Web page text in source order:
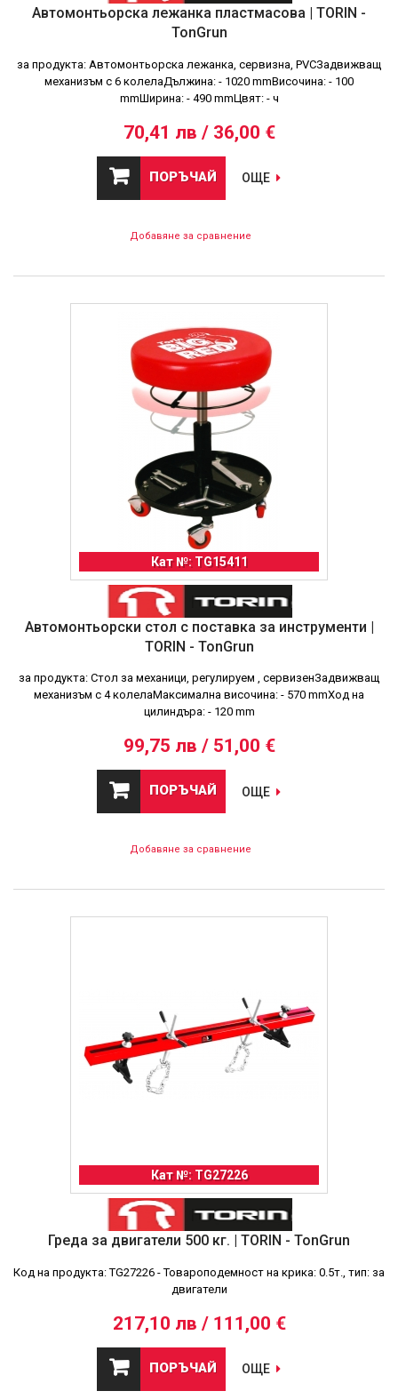
Автомонтьорска лежанка пластмасова | TORIN -
TonGrun
за продукта: Автомонтьорска лежанка, сервизна, PVCЗадвижващ
механизъм с 6 колелаДължина: - 1020 mmВисочина: - 100
mmШирина: - 490 mmЦвят: - ч
70,41 лв / 36,00 €
ПОРЪЧАЙ ОЩЕ
Добавяне за сравнение
Кат №: TG15411
Автомонтьорски стол с поставка за инструменти |
TORIN - TonGrun
за продукта: Стол за механици, регулируем , сервизенЗадвижващ
механизъм с 4 колелаМаксимална височина: - 570 mmХод на
цилиндъра: - 120 mm
99,75 лв / 51,00 €
ПОРЪЧАЙ ОЩЕ
Добавяне за сравнение
Кат №: TG27226
Греда за двигатели 500 кг. | TORIN - TonGrun
Код на продукта: TG27226 - Товароподемност на крика: 0.5т., тип: за
двигатели
217,10 лв / 111,00 €
ПОРЪЧАЙ ОЩЕ